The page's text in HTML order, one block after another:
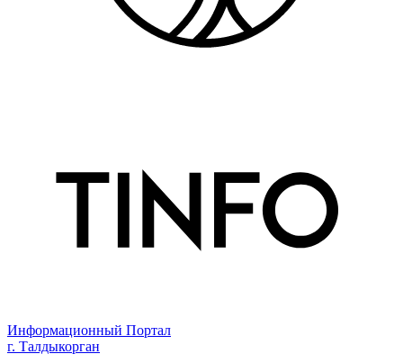
Информационный Портал
г. Талдыкорган